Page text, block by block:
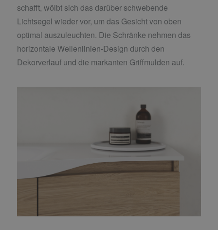
schafft, wölbt sich das darüber schwebende
Lichtsegel wieder vor, um das Gesicht von oben
optimal auszuleuchten. Die Schränke nehmen das
horizontale Wellenlinien-Design durch den
Dekorverlauf und die markanten Griffmulden auf.